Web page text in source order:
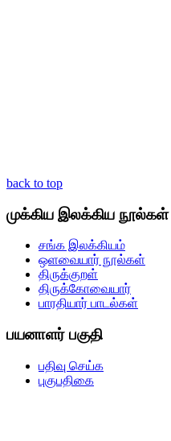
back to top
முக்கிய இலக்கிய நூல்கள்
சங்க இலக்கியம்
ஒளவையார் நூல்கள்
திருக்குறள்
திருக்கோவையார்
பாரதியார் பாடல்கள்
பயனாளர் பகுதி
பதிவு செய்க
புகுபதிகை